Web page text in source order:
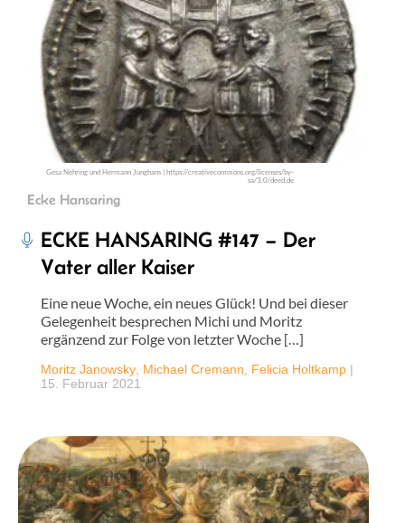
Gesa Nehring und Hermann Junghans | https://creativecommons.org/licenses/by-
sa/3.0/deed.de
Ecke Hansaring
ECKE HANSARING #147 – Der
Vater aller Kaiser
Eine neue Woche, ein neues Glück! Und bei dieser
Gelegenheit besprechen Michi und Moritz
ergänzend zur Folge von letzter Woche […]
Moritz Janowsky Michael Cremann Felicia Holtkamp |
15. Februar 2021